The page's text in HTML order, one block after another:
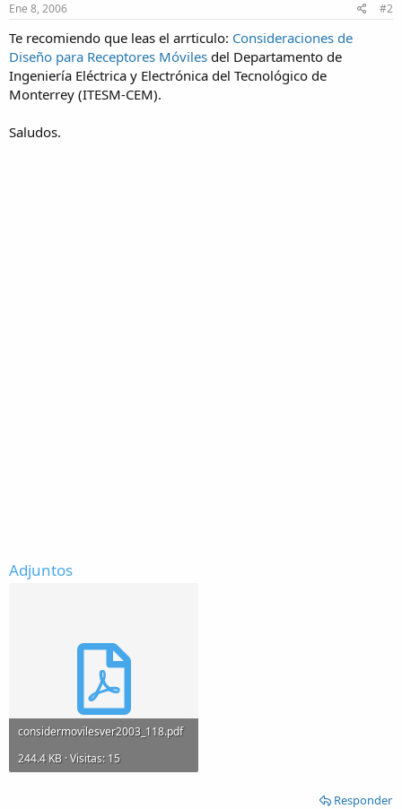
Ene 8, 2006 #2
Te recomiendo que leas el arrticulo: Consideraciones de
Diseño para Receptores Móviles del Departamento de
Ingeniería Eléctrica y Electrónica del Tecnológico de
Monterrey (ITESM-CEM).
Saludos.
Adjuntos
considermovilesver2003_118.pdf
244.4 KB · Visitas: 15
Responder